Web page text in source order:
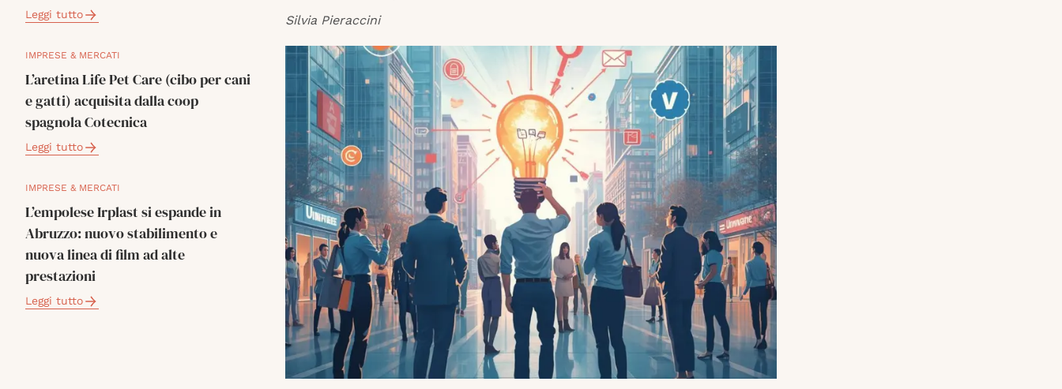
Leggi tutto
IMPRESE & MERCATI
L’aretina Life Pet Care (cibo per cani
e gatti) acquisita dalla coop
spagnola Cotecnica
Leggi tutto
IMPRESE & MERCATI
L’empolese Irplast si espande in
Abruzzo: nuovo stabilimento e
nuova linea di film ad alte
prestazioni
Leggi tutto
Silvia Pieraccini